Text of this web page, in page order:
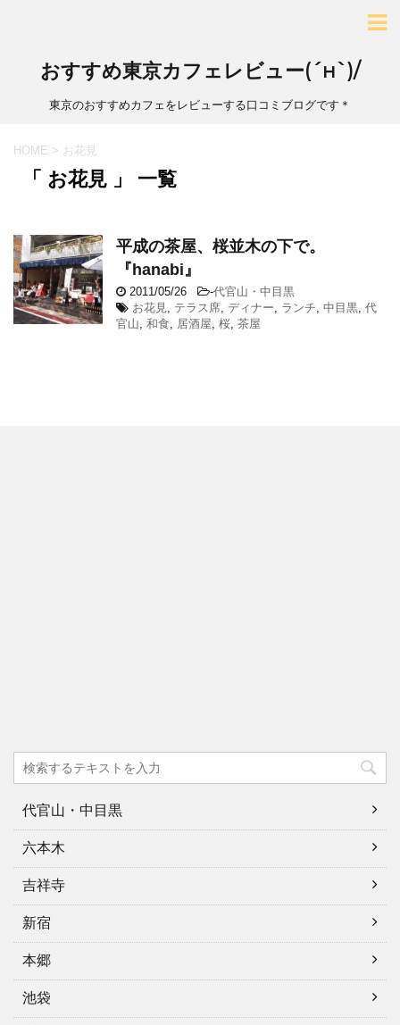
おすすめ東京カフェレビュー(´н`)/
東京のおすすめカフェをレビューする口コミブログです＊
HOME > お花見
「 お花見 」 一覧
平成の茶屋、桜並木の下で。
『hanabi』
2011/05/26 -代官山・中目黒
お花見, テラス席, ディナー, ランチ, 中目黒, 代
官山, 和食, 居酒屋, 桜, 茶屋
代官山・中目黒
六本木
吉祥寺
新宿
本郷
池袋